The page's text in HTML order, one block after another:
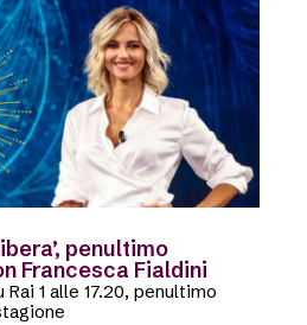
penultimo
Francesca Fialdini
1 alle 17.20, penultimo